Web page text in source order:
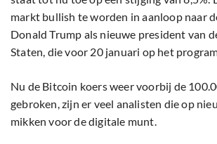
markt bullish te worden in aanloop naar
Donald Trump als nieuwe president van
Staten, die voor 20 januari op het
Nu de Bitcoin koers weer voorbij de
gebroken, zijn er veel analisten die op
mikken voor de digitale munt.